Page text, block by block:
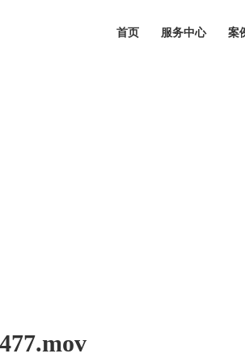
首页 服务中心 案